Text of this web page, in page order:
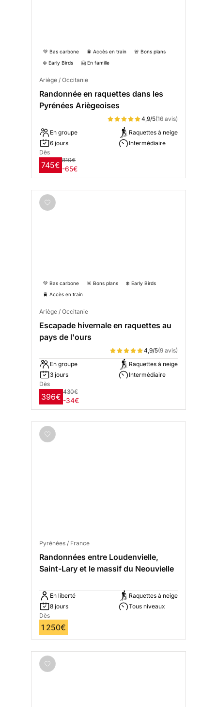
💚 Bas carbone 🚆 Accès en train
🚨 Bons plans
❄️ Early Birds
🤗 En famille
Ariège / Occitanie
Randonnée en raquettes dans les
Pyrénées Ariègeoises
4,9/5(16 avis)
En groupe
6 jours
Raquettes à neige
Intermédiaire
Dès
745€
810€
-65€
💚 Bas carbone 🚨 Bons plans
❄️ Early Birds
🚆 Accès en train
Ariège / Occitanie
Escapade hivernale en raquettes au
pays de l'ours
4,9/5(9 avis)
En groupe
3 jours
Raquettes à neige
Intermédiaire
Dès
396€
430€
-34€
Pyrénées / France
Randonnées entre Loudenvielle,
Saint-Lary et le massif du Neouvielle
En liberté
8 jours
Raquettes à neige
Tous niveaux
Dès
1 250€